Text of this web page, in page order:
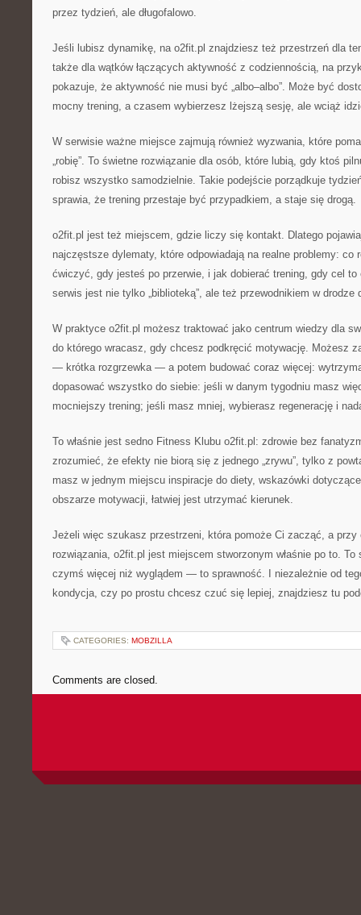
przez tydzień, ale długofalowo.
Jeśli lubisz dynamikę, na o2fit.pl znajdziesz też przestrzeń dla
także dla wątków łączących aktywność z codziennością, na
pokazuje, że aktywność nie musi być „albo–albo”. Może być
mocny trening, a czasem wybierzesz lżejszą sesję, ale wciąż
W serwisie ważne miejsce zajmują również wyzwania, które
„robię”. To świetne rozwiązanie dla osób, które lubią, gdy ktoś
robisz wszystko samodzielnie. Takie podejście porządkuje
sprawia, że trening przestaje być przypadkiem, a staje się drogą.
o2fit.pl jest też miejscem, gdzie liczy się kontakt. Dlatego
najczęstsze dylematy, które odpowiadają na realne problemy: co
ćwiczyć, gdy jesteś po przerwie, i jak dobierać trening, gdy cel to
serwis jest nie tylko „biblioteką”, ale też przewodnikiem w drodze
W praktyce o2fit.pl możesz traktować jako centrum wiedzy dla
do którego wracasz, gdy chcesz podkręcić motywację. Możesz
— krótka rozgrzewka — a potem budować coraz więcej:
dopasować wszystko do siebie: jeśli w danym tygodniu masz
mocniejszy trening; jeśli masz mniej, wybierasz regenerację i
To właśnie jest sedno Fitness Klubu o2fit.pl: zdrowie bez
zrozumieć, że efekty nie biorą się z jednego „zrywu”, tylko z
masz w jednym miejscu inspiracje do diety, wskazówki
obszarze motywacji, łatwiej jest utrzymać kierunek.
Jeżeli więc szukasz przestrzeni, która pomoże Ci zacząć, a
rozwiązania, o2fit.pl jest miejscem stworzonym właśnie po to.
czymś więcej niż wyglądem — to sprawność. I niezależnie od
kondycja, czy po prostu chcesz czuć się lepiej, znajdziesz tu
CATEGORIES: MOBZILLA
Comments are closed.